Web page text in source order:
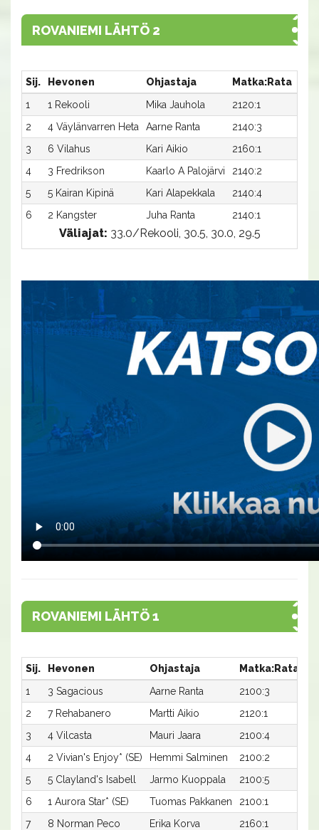
ROVANIEMI LÄHTÖ 2
Sij. Hevonen Ohjastaja Matka:Rata
1
1 Rekooli Mika Jauhola 2120:1
2
4 Väylänvarren Heta Aarne Ranta 2140:3
3
6 Vilahus Kari Aikio 2160:1
4
3 Fredrikson Kaarlo A Palojärvi 2140:2
5
5 Kairan Kipinä Kari Alapekkala 2140:4
6
2 Kangster Juha Ranta 2140:1
Väliajat: 33.0/Rekooli, 30.5, 30.0, 29.5
ROVANIEMI LÄHTÖ 1
Sij. Hevonen Ohjastaja Matka:Rata
1
3 Sagacious Aarne Ranta 2100:3
2
7 Rehabanero Martti Aikio 2120:1
3
4 Vilcasta Mauri Jaara 2100:4
4
2 Vivian's Enjoy* (SE) Hemmi Salminen 2100:2
5
5 Clayland's Isabell Jarmo Kuoppala 2100:5
6
1 Aurora Star* (SE) Tuomas Pakkanen 2100:1
7
8 Norman Peco Erika Korva 2160:1